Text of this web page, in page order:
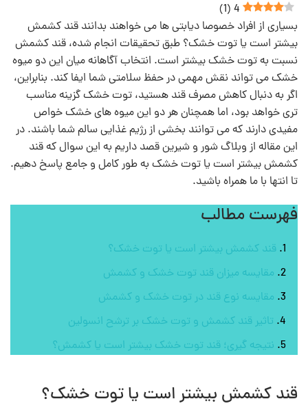
4
(
1
)
بسیاری از افراد خصوصا دیابتی ها می خواهند بدانند قند کشمش
بیشتر است یا توت خشک؟ طبق تحقیقات انجام شده، قند کشمش
نسبت به توت خشک بیشتر است. انتخاب آگاهانه‌ میان این دو میوه
خشک می‌ تواند نقش مهمی در حفظ سلامتی شما ایفا کند. بنابراین،
اگر به دنبال کاهش مصرف قند هستید، توت خشک گزینه مناسب‌
تری خواهد بود، اما همچنان هر دو این میوه‌ های خشک خواص
مفیدی دارند که می‌ توانند بخشی از رژیم غذایی سالم شما باشند. در
این مقاله از وبلاگ شور و شیرین قصد داریم به این سوال که قند
کشمش بیشتر است یا توت خشک به طور کامل و جامع پاسخ دهیم.
تا انتها با ما همراه باشید.
فهرست مطالب
قند کشمش بیشتر است یا توت خشک؟
مقایسه میزان قند توت خشک و کشمش
مقایسه نوع قند در توت خشک و کشمش
تاثیر قند کشمش و توت خشک بر ترشح انسولین
نتیجه گیری؛ قند توت خشک بیشتر است یا کشمش؟
قند کشمش بیشتر است یا توت خشک؟